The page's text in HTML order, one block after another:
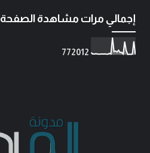
إجمالي مرات مشاهدة الصفحة
772012